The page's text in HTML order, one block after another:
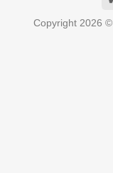
Copyright 2026 ©